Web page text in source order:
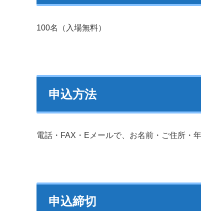
100名（入場無料）
申込方法
電話・FAX・Eメールで、お名前・ご住所・
申込締切